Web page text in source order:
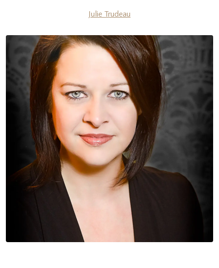
Julie Trudeau